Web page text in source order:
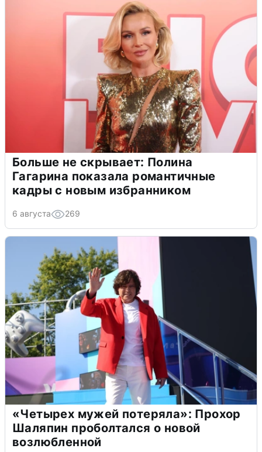
Больше не скрывает: Полина
Гагарина показала романтичные
кадры с новым избранником
6 августа 269
«Четырех мужей потеряла»: Прохор
Шаляпин проболтался о новой
возлюбленной